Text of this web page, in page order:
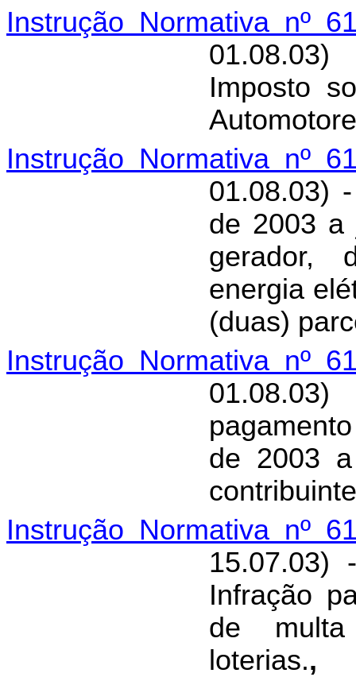
Instrução Normativa nº
Imposto
Instrução Normativa nº
01.08.03)
de 2003 a
gerador,
energia
(duas)
Instrução Normativa nº
de 2003
Instrução Normativa nº
15.07.03)
Infração
de
loterias.,